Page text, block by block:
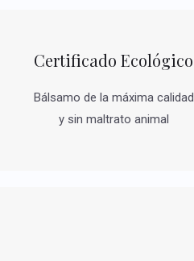
Certificado Ecológico
Bálsamo de la máxima calidad
y sin maltrato animal